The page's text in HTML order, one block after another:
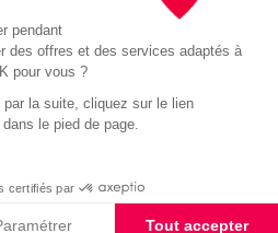
téléphonique
pendant
des offres et des services adaptés à
pour vous ?
la suite, cliquez sur le lien
le pied de page.
certifiés par
Tout accepter